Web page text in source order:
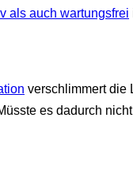
als auch wartungsfrei
verschlimmert die
es dadurch nicht